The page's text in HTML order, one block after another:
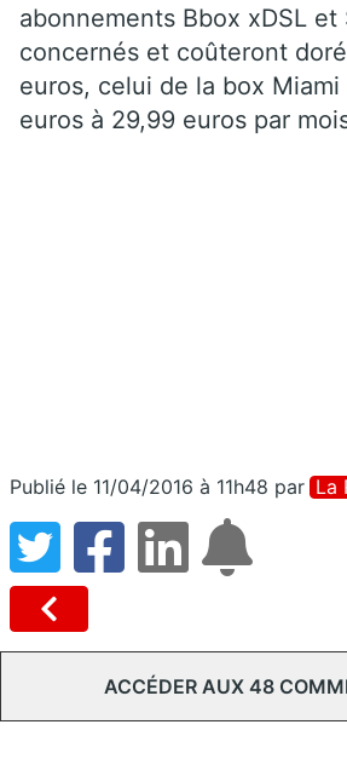
abonnements Bbox xDSL
concernés et coûteront
euros, celui de la box
euros à 29,99 euros par
Publié le 11/04/2016 à 11h48 par La
ACCÉDER AUX 48